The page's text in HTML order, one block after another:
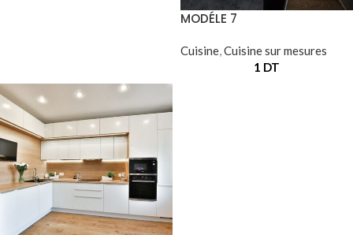
MODÉLE 7
Cuisine,Cuisine sur mesures
1 DT